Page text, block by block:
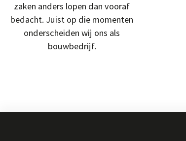
zaken anders lopen dan vooraf
bedacht. Juist op die momenten
onderscheiden wij ons als
bouwbedrijf.